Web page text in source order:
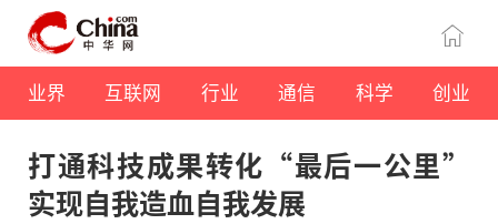
业界 互联网 行业 通信 科学 创业
打通科技成果转化“最后一公里”
实现自我造血自我发展